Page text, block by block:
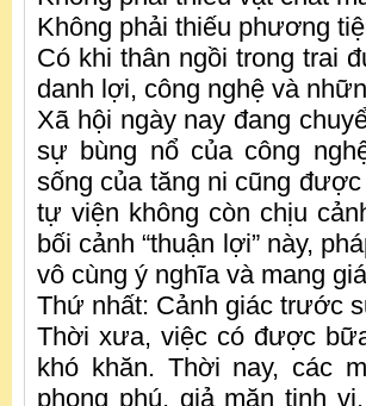
Không phải thiếu phương
Có khi thân ngồi trong trai
danh lợi, công nghệ và
Xã hội ngày nay đang
sự bùng nổ của công
sống của tăng ni cũng
tự viện không còn chịu
bối cảnh “thuận lợi” này,
vô cùng ý nghĩa và mang
Thứ nhất: Cảnh giác trước
Thời xưa, việc có được
khó khăn. Thời nay, các
phong phú, giả mặn tinh